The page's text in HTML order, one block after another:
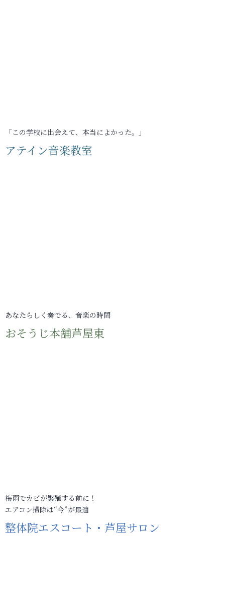
「この学校に出会えて、本当によかった。」
アテイン音楽教室
あなたらしく奏でる、音楽の時間
おそうじ本舗芦屋東
梅雨でカビが繁殖する前に！
エアコン掃除は“今”が最適
整体院エスコート・芦屋サロン